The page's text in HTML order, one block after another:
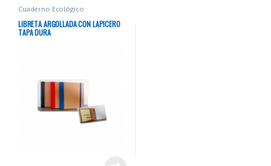
Cuaderno Ecológico
LIBRETA ARGOLLADA CON LAPICERO
TAPA DURA